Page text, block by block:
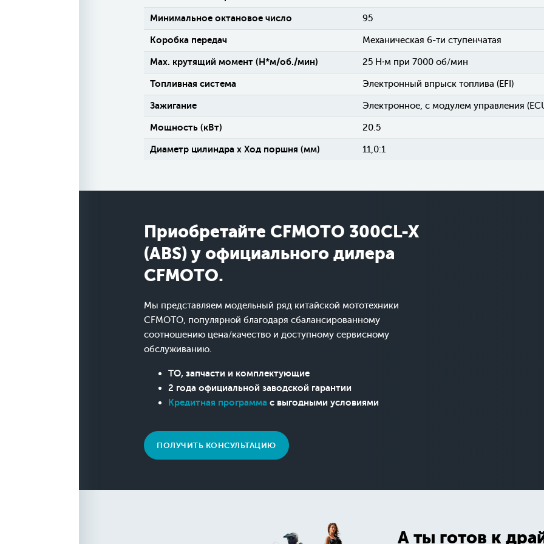
Минимальное октановое число 95
Коробка передач Механическая 6-ти ступенчатая
Max. крутящий момент (H*м/об./мин) 25 Н∙м при 7000 об/мин
Топливная система Электронный впрыск топлива (EFI)
Зажигание Электронное, с модулем управления
Мощность (кВт) 20.5
Диаметр цилиндра х Ход поршня (мм) 11,0:1
Приобретайте CFMOTO 300CL-X
(ABS) у официального дилера
CFMOTO.
Мы представляем модельный ряд китайской мототехники
CFMOTO, популярной благодаря сбалансированному
соотношению цена/качество и доступному сервисному
обслуживанию.
ТО, запчасти и комплектующие
2 года официальной заводской гарантии
Кредитная программа с выгодными условиями
ПОЛУЧИТЬ КОНСУЛЬТАЦИЮ
А ты готов к